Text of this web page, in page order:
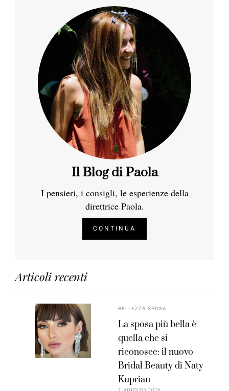
Il Blog di Paola
I pensieri, i consigli, le esperienze della
direttrice Paola.
CONTINUA
Articoli recenti
BELLEZZA SPOSA
La sposa più bella è
quella che si
riconosce: il nuovo
Bridal Beauty di Naty
Kuprian
7 AGOSTO 2026